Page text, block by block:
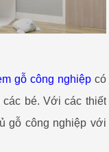
gỗ công nghiệpcó
bé. Với các thiết
gỗ công nghiệp với